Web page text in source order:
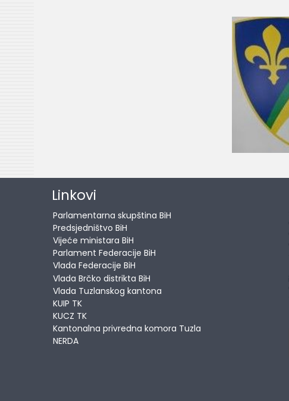
Linkovi
Parlamentarna skupština BiH
Predsjedništvo BiH
Vijeće ministara BiH
Parlament Federacije BiH
Vlada Federacije BiH
Vlada Brčko distrikta BiH
Vlada Tuzlanskog kantona
KUIP TK
KUCZ TK
Kantonalna privredna komora Tuzla
NERDA